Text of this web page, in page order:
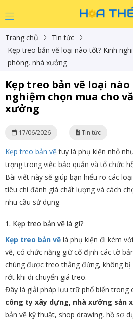
Trang chủ
Tin tức
Kẹp treo bản vẽ loại nào tốt? Kinh
phòng, nhà xưởng
Kẹp treo bản vẽ loại
nghiệm chọn mua cho
xưởng
17/06/2026 Tin tức
Kẹp treo bản vẽ tuy là phụ kiện nhỏ
trọng trong việc bảo quản và tổ chức
Bài viết này sẽ giúp bạn hiểu rõ các
tiêu chí đánh giá chất lượng và cách
nhu cầu sử dụng
1. Kẹp treo bản vẽ là gì?
Kẹp treo bản vẽ là phụ kiện đi kèm
vẽ, có chức năng giữ cố định các tờ
chúng được treo thẳng đứng, không bị
rớt khi di chuyển giá treo.
Đây là giải pháp lưu trữ phổ biến trong
công ty xây dựng, nhà xưởng sản
bản vẽ kỹ thuật, shop drawing, hồ sơ